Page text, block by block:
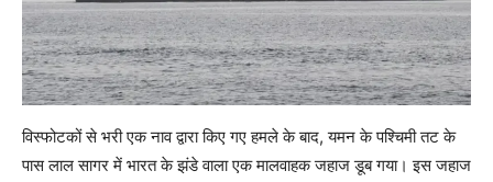
विस्फोटकों से भरी एक नाव द्वारा किए गए हमले के बाद, यमन के पश्चिमी तट के
पास लाल सागर में भारत के झंडे वाला एक मालवाहक जहाज डूब गया। इस जहाज